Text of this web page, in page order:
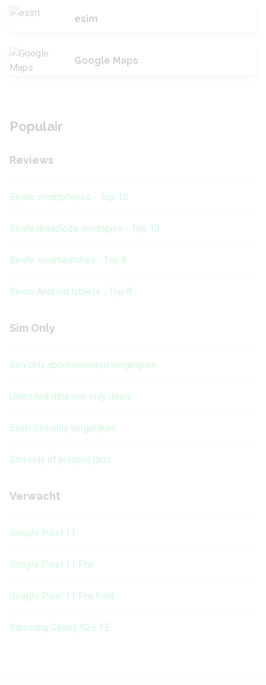
esim
Google Maps
Populair
Reviews
Beste smartphones - Top 10
Beste draadloze oordopjes - Top 10
Beste smartwatches - Top 8
Beste Android tablets - Top 8
Sim Only
Sim only abonnementen vergelijken
Unlimited data sim only deals
Esim Sim only vergelijken
Sim only of prepaid gids
Verwacht
Google Pixel 11
Google Pixel 11 Pro
Google Pixel 11 Pro Fold
Samsung Galaxy S26 FE